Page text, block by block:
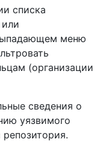
списка
меню
(организации
сведения о
уязвимого